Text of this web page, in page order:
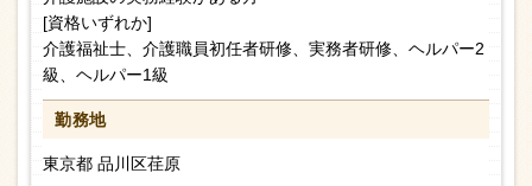
[資格いずれか]
介護福祉士、介護職員初任者研修、実務者研修、ヘルパー2
級、ヘルパー1級
勤務地
東京都 品川区荏原